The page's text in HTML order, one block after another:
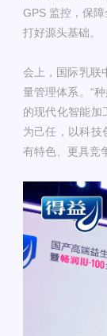
GPS 监控，保
打好源头基础。
会上，国际乳联
量管理体系。“
的现代化智能加
为己任，以科技
有特色、更具竞